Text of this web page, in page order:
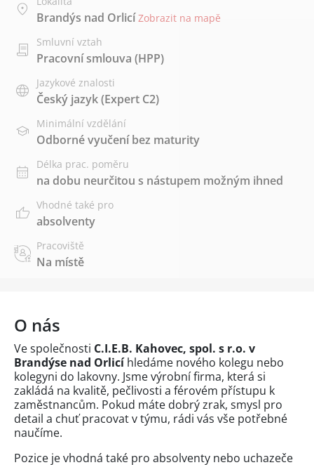
Brandýs nad Orlicí Zobrazit na mapě
Smluvní vztah
Pracovní smlouva (HPP)
Jazykové znalosti
Český jazyk(Expert C2)
Minimální vzdělání
Odborné vyučení bez maturity
Délka prac. poměru
na dobu neurčitou s nástupem možným ihned
Vhodné také pro
absolventy
Pracoviště
Na místě
O nás
Ve společnosti C.I.E.B. Kahovec, spol. s r.o. v
Brandýse nad Orlicíhledáme nového kolegu nebo
kolegyni do lakovny. Jsme výrobní firma, která si
zakládá na kvalitě, pečlivosti a férovém přístupu k
zaměstnancům. Pokud máte dobrý zrak, smysl pro
detail a chuť pracovat v týmu, rádi vás vše potřebné
naučíme.
Pozice je vhodná také pro absolventy nebo uchazeče